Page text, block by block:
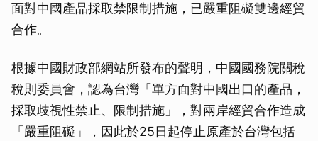
面對中國產品採取禁限制措施，已嚴重阻礙雙邊經貿
合作。
根據中國財政部網站所發布的聲明，中國國務院關稅
稅則委員會，認為台灣「單方面對中國出口的產品，
採取歧視性禁止、限制措施」，對兩岸經貿合作造成
「嚴重阻礙」，因此於25日起停止原產於台灣包括